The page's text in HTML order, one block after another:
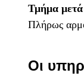
Τμήμα
Πλήρως
Οι